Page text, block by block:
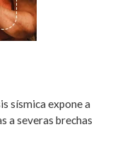
sísmica expone a
a severas brechas